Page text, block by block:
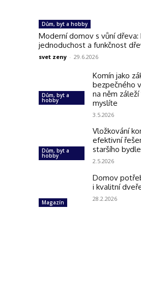
Dům, byt a hobby
Moderní domov s vůní dřeva:
jednoduchost a funkčnost
svet zeny - 29.6.2026
Dům, byt a
hobby
Komín jako
bezpečného
na něm záleží
myslíte
3.5.2026
Dům, byt a
hobby
Vložkování
efektivní
staršího
2.5.2026
Magazín
Domov
i kvalitní
28.2.2026